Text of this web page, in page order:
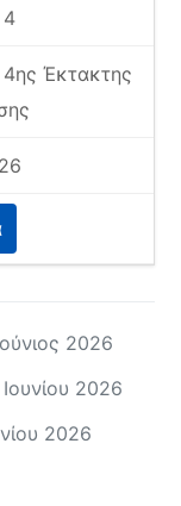
Έκτακτης
2026
Ιουνίου 2026
2026